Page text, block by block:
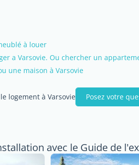
à louer
a Varsovie. Ou chercher un
une maison à Varsovie
logement à Varsovie Posez votre
avec le Guide de